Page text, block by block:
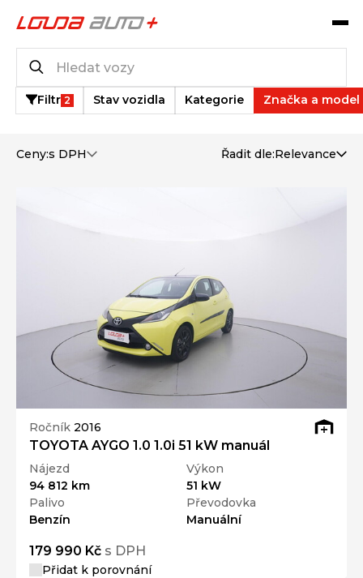
Filtr 2 Stav vozidla Kategorie Značka a model
Ceny:s DPH Řadit dle:Relevance
Ročník 2016
TOYOTA AYGO 1.0 1.0i 51 kW manuál
Nájezd
94 812 km
Výkon
51 kW
Palivo
Benzín
Převodovka
Manuální
179 990 Kč s DPH
Přidat k porovnání